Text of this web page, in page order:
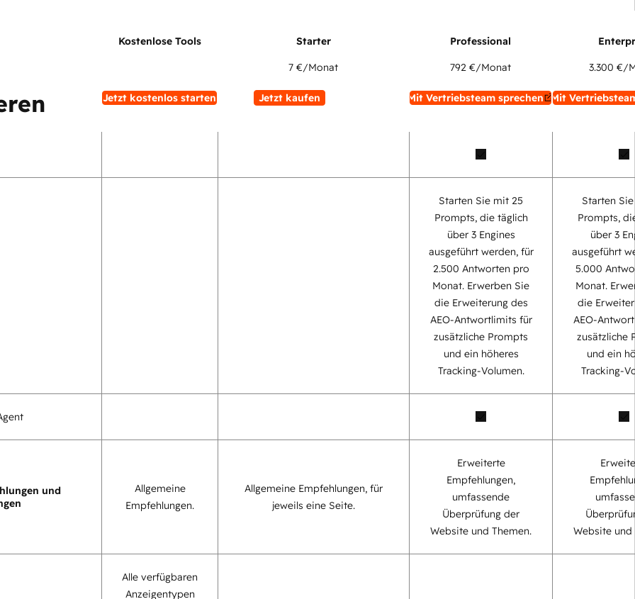
Jetzt kostenlos starten
7 €/Monat
Jetzt kaufen
792 €/Monat
Mit Vertriebsteam sprechen
3.300 €/
Mit
Starten Sie mit 25
Prompts, die täglich
über 3 Engines
ausgeführt werden, für
2.500 Antworten pro
Monat. Erwerben Sie
die Erweiterung des
AEO-Antwortlimits für
zusätzliche Prompts
und ein höheres
Tracking-Volumen.
Starten
Prompts,
über 3
ausgeführt
5.000
Monat.
die
AEO-
zusätzliche
und ein
Tracking-
und
Allgemeine
Empfehlungen.
Allgemeine Empfehlungen, für
jeweils eine Seite.
Erweiterte
Empfehlungen,
umfassende
Überprüfung der
Website und Themen.
Website und
Alle verfügbaren
Anzeigentypen